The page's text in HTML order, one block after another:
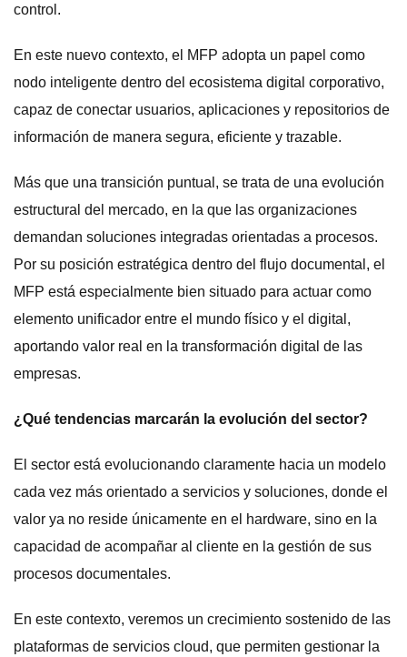
control.
En este nuevo contexto, el MFP adopta un papel como
nodo inteligente dentro del ecosistema digital corporativo,
capaz de conectar usuarios, aplicaciones y repositorios de
información de manera segura, eficiente y trazable.
Más que una transición puntual, se trata de una evolución
estructural del mercado, en la que las organizaciones
demandan soluciones integradas orientadas a procesos.
Por su posición estratégica dentro del flujo documental, el
MFP está especialmente bien situado para actuar como
elemento unificador entre el mundo físico y el digital,
aportando valor real en la transformación digital de las
empresas.
¿Qué tendencias marcarán la evolución del sector?
El sector está evolucionando claramente hacia un modelo
cada vez más orientado a servicios y soluciones, donde el
valor ya no reside únicamente en el hardware, sino en la
capacidad de acompañar al cliente en la gestión de sus
procesos documentales.
En este contexto, veremos un crecimiento sostenido de las
plataformas de servicios cloud, que permiten gestionar la